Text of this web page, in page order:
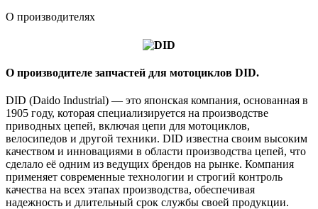
О производителях
О производителе запчастей для мотоциклов DID.
DID (Daido Industrial) — это японская компания, основанная в
1905 году, которая специализируется на производстве
приводных цепей, включая цепи для мотоциклов,
велосипедов и другой техники. DID известна своим высоким
качеством и инновациями в области производства цепей, что
сделало её одним из ведущих брендов на рынке. Компания
применяет современные технологии и строгий контроль
качества на всех этапах производства, обеспечивая
надежность и длительный срок службы своей продукции.